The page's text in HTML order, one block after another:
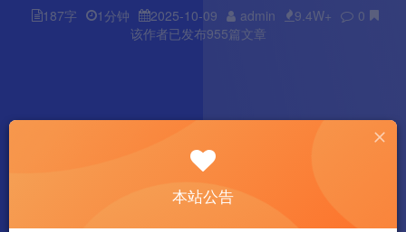
187字 1分钟 2025-10-09 admin 9.4W+
0
该作者已发布955篇文章
本站公告